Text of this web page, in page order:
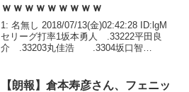
ｗｗｗｗｗｗｗｗｗ
1: 名無し 2018/07/13(金)02:42:28 ID:lgM
セリーグ打率1坂本勇人 .33222平田良
介 .33203丸佳浩 .3304坂口智
【朗報】倉本寿彦さん、フェニッ